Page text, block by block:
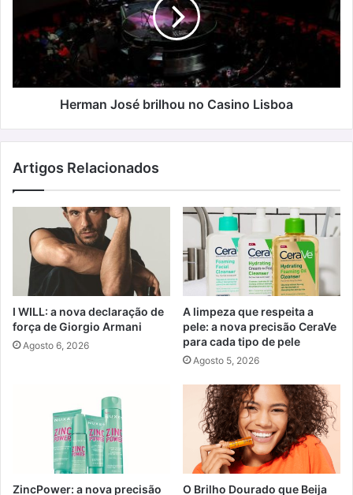
Lisboa
Herman José brilhou no Casino Lisboa
Artigos Relacionados
I WILL: a nova declaração de
força de Giorgio Armani
Agosto 6, 2026
A limpeza que respeita a
pele: a nova precisão CeraVe
para cada tipo de pele
Agosto 5, 2026
ZincPower: a nova precisão
O Brilho Dourado que Beija